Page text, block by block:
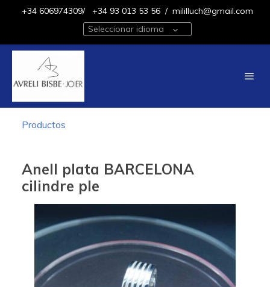
+34 606974309/ +34 93 013 53 56 / mililluch@gmail.com
Seleccionar idioma
Productos
Anell plata BARCELONA
cilindre ple